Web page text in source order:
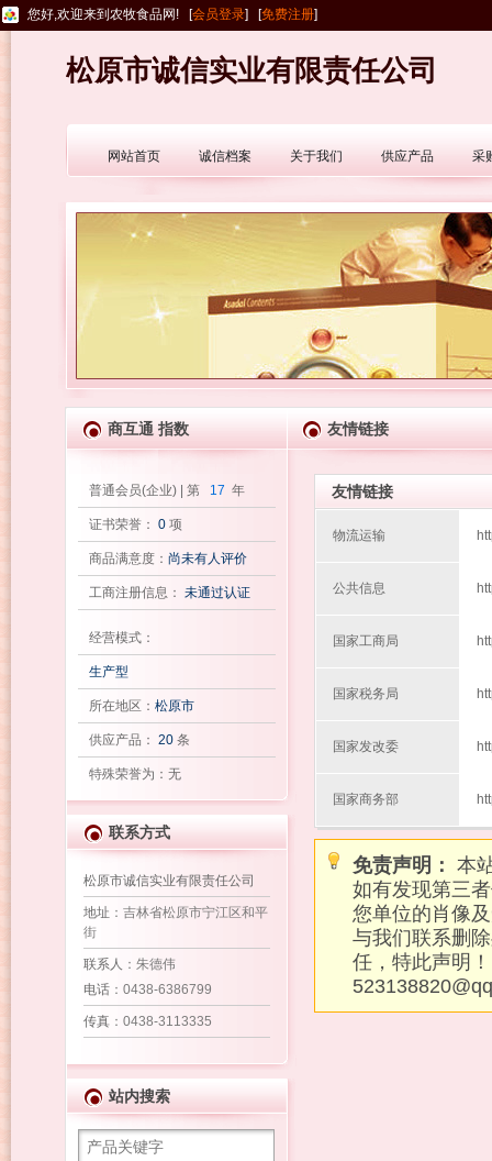
您好,欢迎来到农牧食品网! [会员登录] [免费注册]
松原市诚信实业有限责任公司
网站首页 诚信档案 关于我们 供应产品 采
商互通 指数 友情链接
普通会员(企业) | 第 17 年
证书荣誉： 0项
商品满意度： 尚未有人评价
工商注册信息： 未通过认证
经营模式：
生产型
所在地区： 松原市
供应产品： 20条
特殊荣誉为：无
联系方式
松原市诚信实业有限责任公司
地址 ：吉林省松原市宁江区和平
街
联系人 ：朱德伟
电话：0438-6386799
传真：0438-3113335
站内搜索
友情链接
物流运输
公共信息
国家工商局
国家税务局
国家发改委
国家商务部
免责声明： 本
如有发现第三
您单位的肖像
与我们联系删
任，特此声明